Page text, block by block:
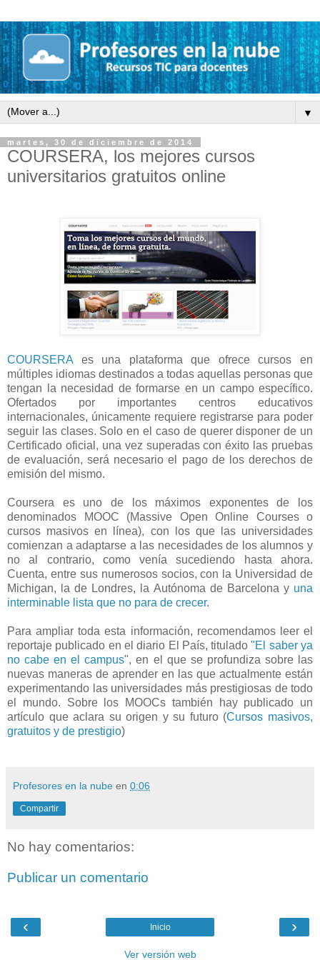
▼
martes, 30 de diciembre de 2014
COURSERA, los mejores cursos
universitarios gratuitos online
COURSERA es una plataforma que ofrece cursos en
múltiples idiomas destinados a todas aquellas personas que
tengan la necesidad de formarse en un campo específico.
Ofertados por importantes centros educativos
internacionales, únicamente requiere registrarse para poder
seguir las clases. Solo en el caso de querer disponer de un
Certificado oficial, una vez superadas con éxito las pruebas
de evaluación, será necesario el pago de los derechos de
emisión del mismo.
Coursera es uno de los máximos exponentes de los
denominados MOOC (Massive Open Online Courses o
cursos masivos en línea), con los que las universidades
comienzan a adaptarse a las necesidades de los alumnos y
no al contrario, como venía sucediendo hasta ahora.
Cuenta, entre sus numerosos socios, con la Universidad de
Michigan, la de Londres, la Autónoma de Barcelona y una
interminable lista que no para de crecer.
Para ampliar toda esta información, recomendamos leer el
reportaje publicado en el diario El País, titulado"El saber ya
no cabe en el campus", en el que se profundiza sobre las
nuevas maneras de aprender en las que actualmente están
experimentando las universidades más prestigiosas de todo
el mundo. Sobre los MOOCs también hay publicado un
artículo que aclara su origen y su futuro (Cursos masivos,
gratuitos y de prestigio)
Profesores en la nube en 0:06
Compartir
No hay comentarios:
Publicar un comentario
‹ ›
Inicio
Ver versión web